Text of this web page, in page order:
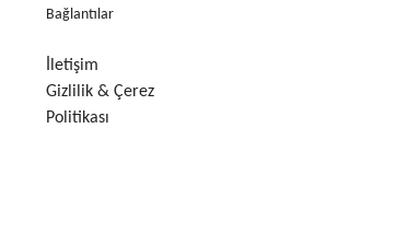
Bağlantılar
İletişim
Gizlilik & Çerez
Politikası